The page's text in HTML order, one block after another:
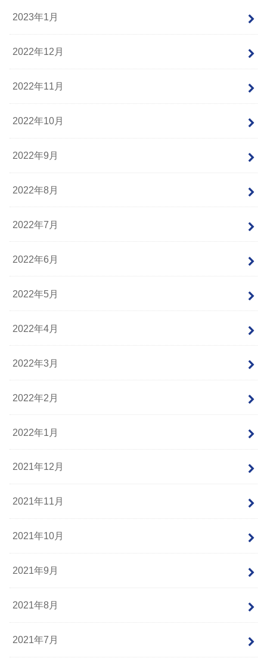
2023年1月
2022年12月
2022年11月
2022年10月
2022年9月
2022年8月
2022年7月
2022年6月
2022年5月
2022年4月
2022年3月
2022年2月
2022年1月
2021年12月
2021年11月
2021年10月
2021年9月
2021年8月
2021年7月